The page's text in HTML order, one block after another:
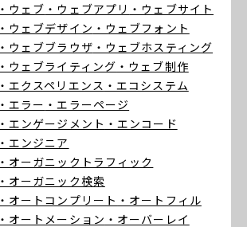
・ウェブ ・ウェブアプリ ・ウェブサイト
・ウェブデザイン ・ウェブフォント
・ウェブブラウザ ・ウェブホスティング
・ウェブライティング ・ウェブ制作
・エクスペリエンス ・エコシステム
・エラー ・エラーページ
・エンゲージメント ・エンコード
・エンジニア
・オーガニックトラフィック
・オーガニック検索
・オートコンプリート ・オートフィル
・オートメーション ・オーバーレイ